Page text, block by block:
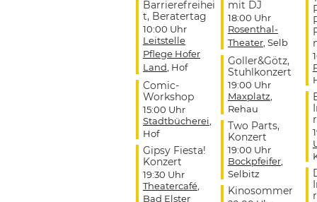
Barrierefreihei
t, Beratertag
10:00 Uhr
Leitstelle
Pflege Hofer
Land , Hof
Comic-
Workshop
15:00 Uhr
Stadtbücherei
Hof
Gipsy Fiesta!
Konzert
19:30 Uhr
Theatercafé,
Bad Elster
mit DJ
18:00 Uhr
Rosenthal-
Theater, Selb
Goller&Götz,
Stuhlkonzert
19:00 Uhr
Maxplatz
Rehau
Two Parts,
Konzert
19:00 Uhr
Bockpfeifer,
Selbitz
Kinosommer